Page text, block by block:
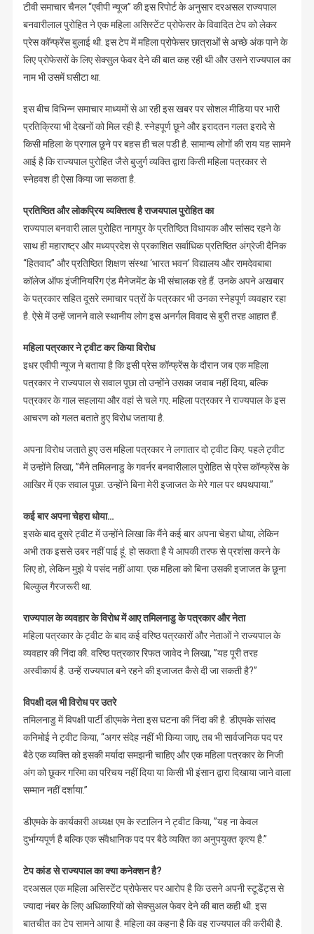
टीवी समाचार चैनल “एवीपी न्यूज” की इस रिपोर्ट के अनुसार दरअसल राज्यपाल
बनवारीलाल पुरोहित ने एक महिला असिस्टेंट प्रोफेसर के विवादित टेप को लेकर
प्रेस कॉन्फ्रेंस बुलाई थी. इस टेप में महिला प्रोफेसर छात्राओं से अच्छे अंक पाने के
लिए प्रोफेसरों के लिए सेक्सुल फेवर देने की बात कह रही थी और उसने राज्यपाल का
नाम भी उसमें घसीटा था.
इस बीच विभिन्न समाचार माध्यमों से आ रही इस खबर पर सोशल मीडिया पर भारी
प्रतिक्रिया भी देखनों को मिल रही है. स्नेहपूर्ण छूने और इरादतन गलत इरादे से
किसी महिला के प्रगाल छूने पर बहस ही चल पडी है. सामान्य लोगों की राय यह सामने
आई है कि राज्यपाल पुरोहित जैसे बुजुर्ग व्यक्ति द्वारा किसी महिला पत्रकार से
स्नेहवश ही ऐसा किया जा सकता है.
प्रतिष्ठित और लोकप्रिय व्यक्तित्व है राजयपाल पुरोहित का
राज्यपाल बनवारी लाल पुरोहित नागपुर के प्रतिष्ठित विधायक और सांसद रहने के
साथ ही महाराष्ट्र और मध्यप्रदेश से प्रकाशित सर्वाधिक प्रतिष्ठित अंग्रेजी दैनिक
“हितवाद” और प्रतिष्ठित शिक्षण संस्था ‘भारत भवन’ विद्यालय और रामदेवबाबा
कॉलेज ऑफ इंजीनियरिंग एंड मैनेजमेंट के भी संचालक रहे हैं. उनके अपने अखबार
के पत्रकार सहित दूसरे समाचार पत्रों के पत्रकार भी उनका स्नेहपूर्ण व्यवहार रहा
है. ऐसे में उन्हें जानने वाले स्थानीय लोग इस अनर्गल विवाद से बुरी तरह आहात हैं.
महिला पत्रकार ने ट्वीट कर किया विरोध
इधर एवीपी न्यूज ने बताया है कि इसी प्रेस कॉन्फ्रेंस के दौरान जब एक महिला
पत्रकार ने राज्यपाल से सवाल पूछा तो उन्होंने उसका जवाब नहीं दिया, बल्कि
पत्रकार के गाल सहलाया और वहां से चले गए. महिला पत्रकार ने राज्यपाल के इस
आचरण को गलत बताते हुए विरोध जताया है.
अपना विरोध जताते हुए उस महिला पत्रकार ने लगातार दो ट्वीट किए. पहले ट्वीट
में उन्होंने लिखा, ”मैंने तमिलनाडु के गवर्नर बनवारीलाल पुरोहित से प्रेस कॉन्फ्रेंस के
आखिर में एक सवाल पूछा. उन्होंने बिना मेरी इजाजत के मेरे गाल पर थपथपाया.”
कई बार अपना चेहरा धोया…
इसके बाद दूसरे ट्वीट में उन्होंने लिखा कि मैंने कई बार अपना चेहरा धोया, लेकिन
अभी तक इससे उबर नहीं पाई हूं. हो सकता है ये आपकी तरफ से प्रशंसा करने के
लिए हो, लेकिन मुझे ये पसंद नहीं आया. एक महिला को बिना उसकी इजाजत के छूना
बिल्कुल गैरजरूरी था.
राज्यपाल के व्यवहार के विरोध में आए तमिलनाडु के पत्रकार और नेता
महिला पत्रकार के ट्वीट के बाद कई वरिष्ठ पत्रकारों और नेताओं ने राज्यपाल के
व्यवहार की निंदा की. वरिष्ठ पत्रकार रिफत जावेद ने लिखा, ”यह पूरी तरह
अस्वीकार्य है. उन्हें राज्यपाल बने रहने की इजाजत कैसे दी जा सकती है?”
विपक्षी दल भी विरोध पर उतरे
तमिलनाडु में विपक्षी पार्टी डीएमके नेता इस घटना की निंदा की है. डीएमके सांसद
कनिमोई ने ट्वीट किया, “अगर संदेह नहीं भी किया जाए, तब भी सार्वजनिक पद पर
बैठे एक व्यक्ति को इसकी मर्यादा समझनी चाहिए और एक महिला पत्रकार के निजी
अंग को छूकर गरिमा का परिचय नहीं दिया या किसी भी इंसान द्वारा दिखाया जाने वाला
सम्मान नहीं दर्शाया.”
डीएमके के कार्यकारी अध्यक्ष एम के स्टालिन ने ट्वीट किया, ”यह ना केवल
दुर्भाग्यपूर्ण है बल्कि एक संवैधानिक पद पर बैठे व्यक्ति का अनुपयुक्त कृत्य है.”
टेप कांड से राज्यपाल का क्या कनेक्शन है?
दरअसल एक महिला असिस्टेंट प्रोफेसर पर आरोप है कि उसने अपनी स्टूडेंट्स से
ज्यादा नंबर के लिए अधिकारियों को सेक्सुअल फेवर देने की बात कही थी. इस
बातचीत का टेप सामने आया है. महिला का कहना है कि वह राज्यपाल की करीबी है.